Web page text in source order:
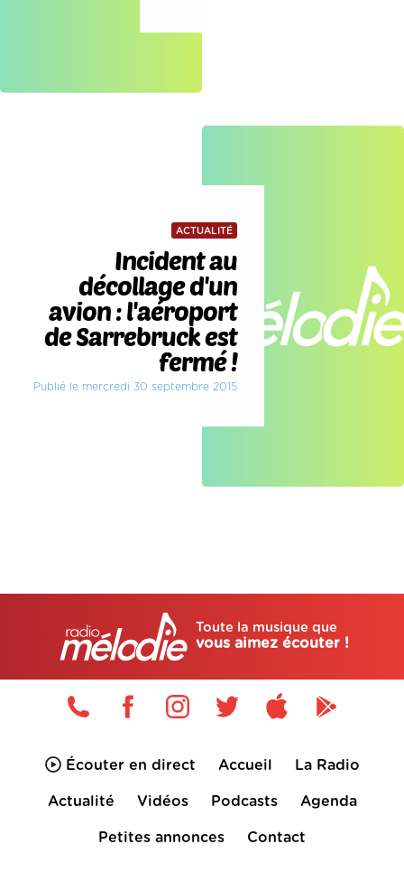
ACTUALITÉ
Incident au
décollage d'un
avion : l'aéroport
de Sarrebruck est
fermé !
Publié le mercredi 30 septembre 2015
Toute la musique que
vous aimez écouter !
Écouter en direct Accueil La Radio
Actualité Vidéos Podcasts Agenda
Petites annonces Contact